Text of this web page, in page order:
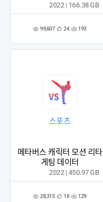
조 99,607 관
록
24 다 193
2022 | 166.38 GB
스포츠
메타버스 캐릭터 모션 리타
게팅 데이터
조 28,315 관 18 다 129
2022 | 450.97 GB